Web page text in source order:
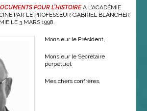
POUR L’HISTOIREA L’ACADÉMIE
PAR LE PROFESSEUR GABRIEL BLANCHER
LE 3 MARS 1998.
Monsieur le Président,
Monsieur le Secrétaire
perpétuel,
Mes chers confrères,